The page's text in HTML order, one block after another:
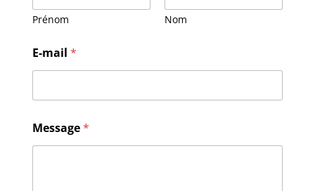
Prénom Nom
E-mail *
e
s
Message*